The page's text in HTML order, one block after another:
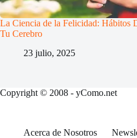
La Ciencia de la Felicidad: Hábitos
Tu Cerebro
23 julio, 2025
Copyright © 2008 - yComo.net
Acerca de Nosotros